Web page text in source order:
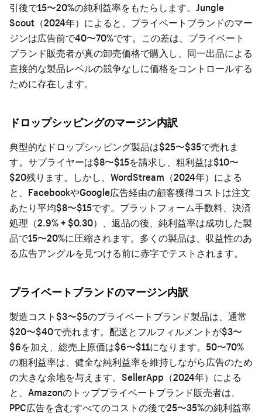
引後で15〜20%の純利益率をもたらします。Jungle
Scout（2024年）によると、プライベートブランドのマー
ジンは広告前で40〜70%です。この差は、プライベート
ブランド販売者が真の卸売価格で購入し、同一出品による
直接的な製品レベルの競争なしに価格をコントロールする
ために存在します。
ドロップシッピングのマージン内訳
典型的なドロップシッピング製品は$25〜$35で売れま
す。サプライヤーは$8〜$15を請求し、粗利益は$10〜
$20残ります。しかし、WordStream（2024年）による
と、FacebookやGoogle広告経由の顧客獲得コストは注文
あたり平均$8〜$15です。プラットフォーム手数料、決済
処理（2.9% + $0.30）、返品の後、純利益率は成功した製
品で15〜20%に圧縮されます。多くの製品は、収益性のあ
る広告アングルを見つける前に赤字でテストされます。
プライベートブランドのマージン内訳
製造コスト$3〜$5のプライベートブランド製品は、通常
$20〜$40で売れます。配送とフルフィルメントが$3〜
$6を加え、総売上原価は$6〜$11になります。50〜70%
の粗利益率は、健全な純利益率を維持しながら広告のため
の大きな余地を与えます。SellerApp（2024年）による
と、Amazonのトッププライベートブランド販売者は、
PPC広告を含むすべてのコストの後で25〜35%の純利益率